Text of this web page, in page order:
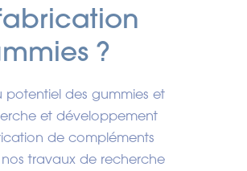
?
potentiel des gummies et
et développement
de compléments
travaux de recherche